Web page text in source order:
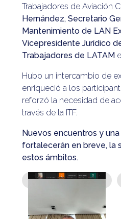
Trabajadores de Aviación
Hernández, Secretario
Mantenimiento de LAN
Vicepresidente Jurídico
Trabajadores de LATAM
Hubo un intercambio de
enriqueció a los
reforzó la necesidad de
través de la ITF.
Nuevos encuentros y
fortalecerán en breve, la
estos ámbitos.